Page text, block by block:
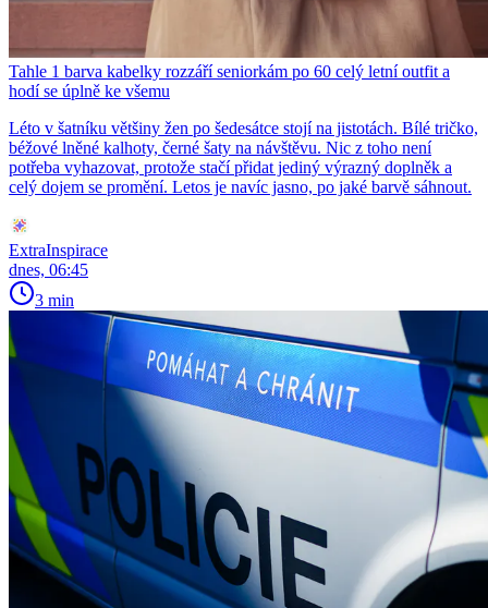
Tahle 1 barva kabelky rozzáří seniorkám po 60 celý letní outfit a
hodí se úplně ke všemu
Léto v šatníku většiny žen po šedesátce stojí na jistotách. Bílé tričko,
béžové lněné kalhoty, černé šaty na návštěvu. Nic z toho není
potřeba vyhazovat, protože stačí přidat jediný výrazný doplněk a
celý dojem se promění. Letos je navíc jasno, po jaké barvě sáhnout.
ExtraInspirace
dnes, 06:45
3 min